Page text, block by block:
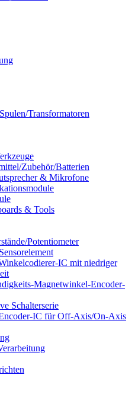
Transformatoren
Zubehör/Batterien
& Mikrofone
& Tools
Potentiometer
IC mit niedriger
Magnetwinkel-Encoder-
Schalterserie
IC für Off-Axis/On-Axis